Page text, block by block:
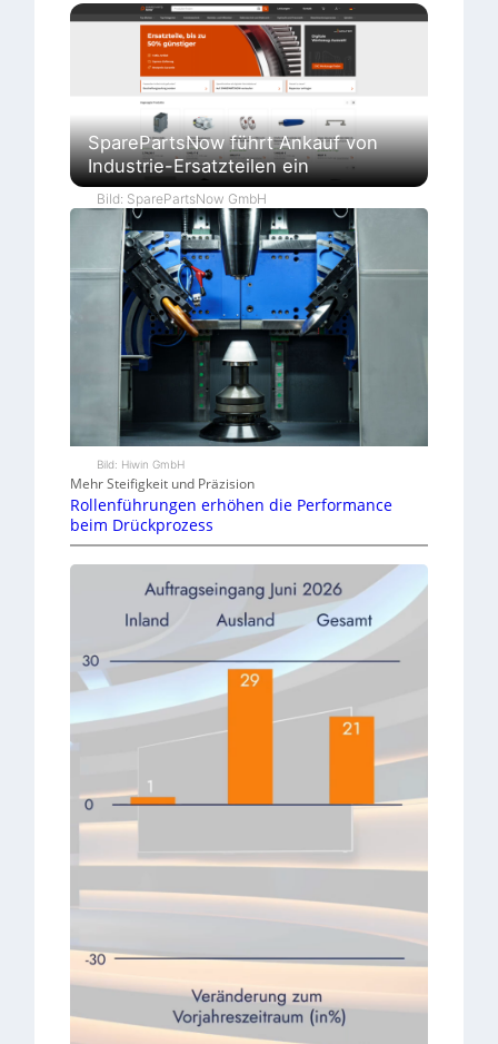
SparePartsNow führt Ankauf von
Industrie-Ersatzteilen ein
Bild: SparePartsNow GmbH
Bild: Hiwin GmbH
Mehr Steifigkeit und Präzision
Rollenführungen erhöhen die Performance
beim Drückprozess